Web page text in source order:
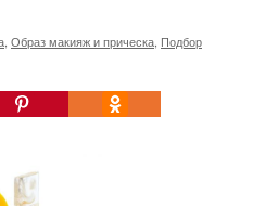
, Образ макияж и прическа, Подбор